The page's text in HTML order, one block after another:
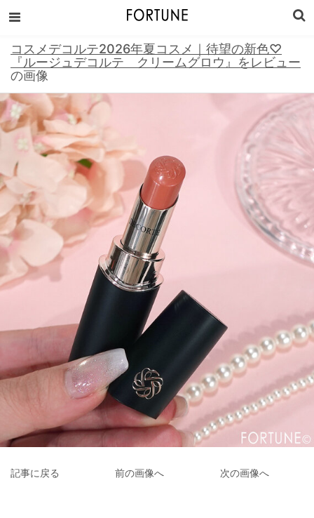
コスメデコルテ2026年夏コスメ｜待望の新色♡
『ルージュデコルテ クリームグロウ』をレビュー
の画像
記事に戻る 前の画像へ 次の画像へ